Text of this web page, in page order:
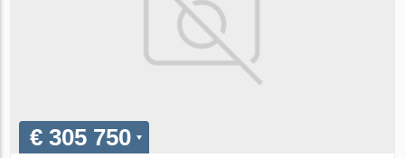
€ 305 750